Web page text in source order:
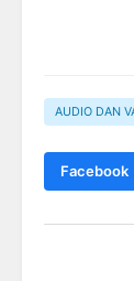
AUDIO DAN
Facebook